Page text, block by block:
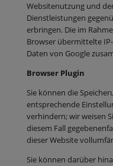
Websitenutzung und
Dienstleistungen
erbringen. Die im
Browser übermittelte
Daten von Google
Browser Plugin
Sie können die
entsprechende
verhindern; wir weisen
diesem Fall
dieser Website
Sie können darüber